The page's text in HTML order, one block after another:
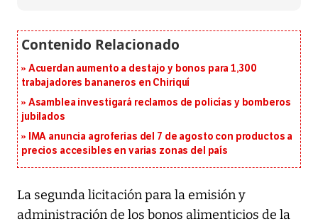
Acuerdan aumento a destajo y bonos para 1,300
trabajadores bananeros en Chiriquí
Asamblea investigará reclamos de policías y bomberos
jubilados
IMA anuncia agroferias del 7 de agosto con productos a
precios accesibles en varias zonas del país
La segunda licitación para la emisión y
administración de los bonos alimenticios de la